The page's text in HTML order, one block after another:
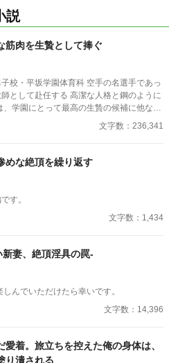
説
筋肉を生贄として捧ぐ
学園体育科 空手の名選手であっ
る 高潔な人格と鋼のように
水”、“風”、“土”の信奉者達が暗躍する 意
クファンタジー
文字数：236,341
めな絶頂を繰り返す
す。
文字数：1,434
妻、絶頂淫具の罠-
トル通りです。 楽しんでいただけたら幸いです。
文字数：14,396
着。旅立ちを控えた俺の身体は、
り潰される